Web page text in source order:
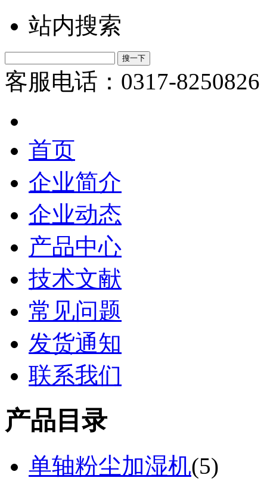
站内搜索
客服电话：0317-8250826
首页
企业简介
企业动态
产品中心
技术文献
常见问题
发货通知
联系我们
产品目录
单轴粉尘加湿机(5)